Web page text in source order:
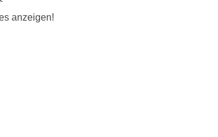
anzeigen!